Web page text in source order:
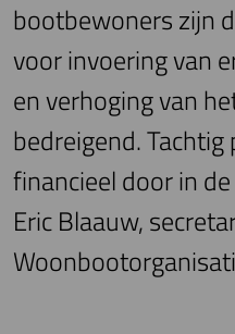
bootbewoners zijn
voor invoering van
en verhoging van
bedreigend.
financieel door in
Eric Blaauw,